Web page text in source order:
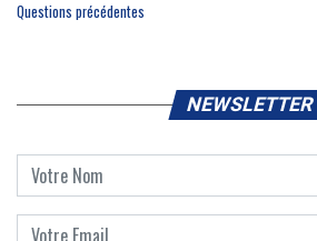
Questions précédentes
NEWSLETTER